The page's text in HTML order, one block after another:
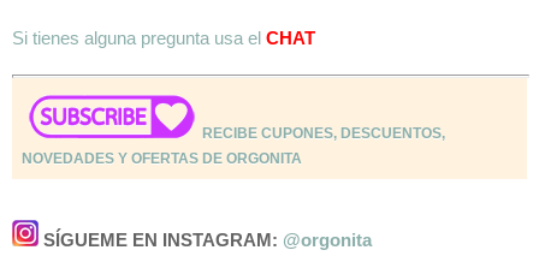
Si tienes alguna pregunta usa el CHAT
RECIBE CUPONES, DESCUENTOS,
NOVEDADES Y OFERTAS DE ORGONITA
SÍGUEME EN INSTAGRAM: @orgonita